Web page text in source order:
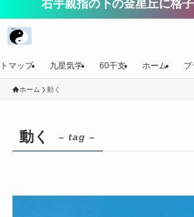
右手親指の下の金星丘に格
マップ 九星気学 60干支 ホーム プ
ホーム 動く
動く – tag –